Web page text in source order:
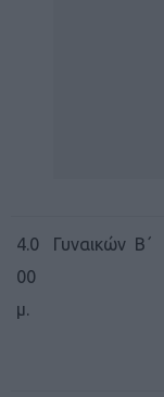
4.0
00
μ.
Γυναικών Β΄